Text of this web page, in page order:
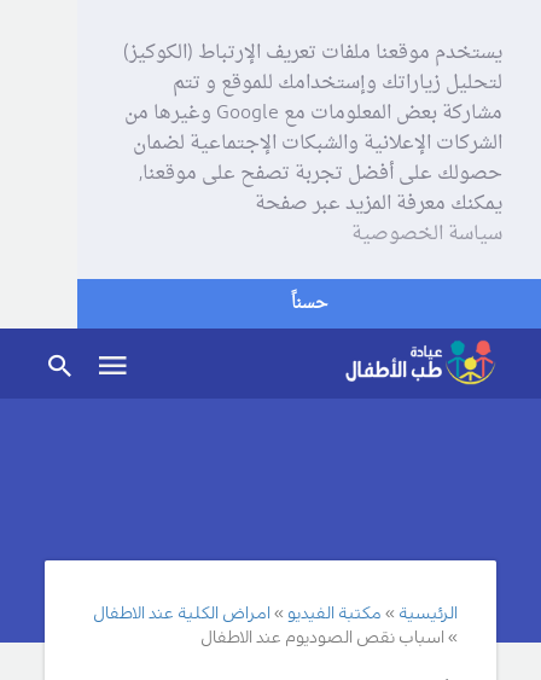
يستخدم موقعنا ملفات تعريف الإرتباط (الكوكيز)
لتحليل زياراتك وإستخدامك للموقع و تتم
مشاركة بعض المعلومات مع Google وغيرها من
الشركات الإعلانية والشبكات الإجتماعية لضمان
حصولك على أفضل تجربة تصفح على موقعنا,
يمكنك معرفة المزيد عبر صفحة
سياسة الخصوصية
حسناً
الرئيسية مكتبة الفيديو
امراض الكلية عند الاطفال
اسباب نقص الصوديوم عند الاطفال